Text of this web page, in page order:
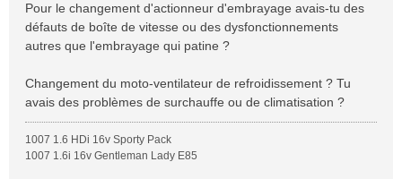
g
e
Pour le changement d'actionneur d'embrayage avais-tu des
défauts de boîte de vitesse ou des dysfonctionnements
autres que l'embrayage qui patine ?
Changement du moto-ventilateur de refroidissement ? Tu
avais des problèmes de surchauffe ou de climatisation ?
1007 1.6 HDi 16v Sporty Pack
1007 1.6i 16v Gentleman Lady E85